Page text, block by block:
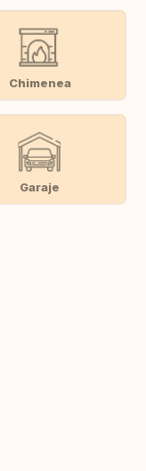
Chimenea
Garaje